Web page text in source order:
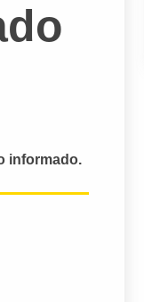
informado.